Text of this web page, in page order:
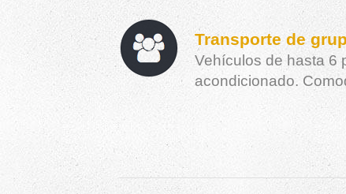
Transporte de
Vehículos de hasta 6
acondicionado.